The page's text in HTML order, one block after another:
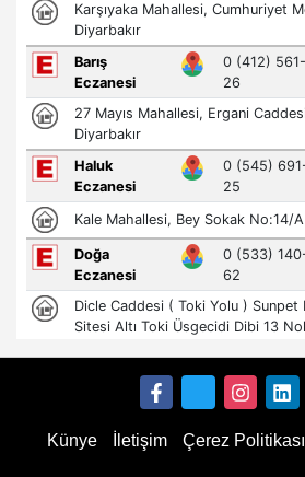
Künye İletişim Çerez Politikası